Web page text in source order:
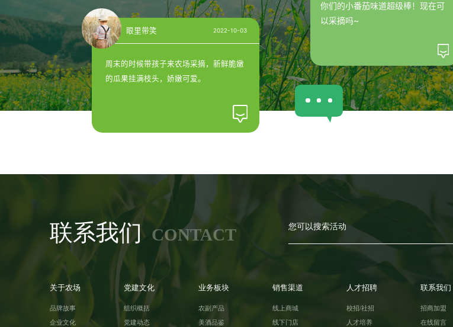
你们的小番茄味道超级棒！现在可
以采摘吗~
眼里带笑 2022-10-03
周末的时候带孩子来农场采摘，新鲜脆嫩
的瓜果挂满枝头，娇嫩可爱。
联系我们 CONTACT
关于农场
品牌故事
企业文化
党建文化
组织概括
党建动态
业务板块
农副产品
美酒品鉴
销售渠道
线上商城
线下门店
人才招聘
校招/社招
人才培养
联系我们
招商加盟
在线留言